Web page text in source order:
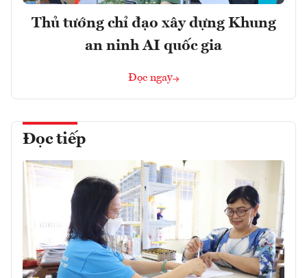
Thủ tướng chỉ đạo xây dựng Khung
an ninh AI quốc gia
Đọc ngay
Đọc tiếp